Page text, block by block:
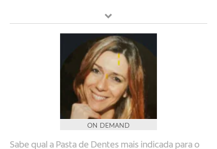
ON DEMAND
Sabe qual a Pasta de Dentes mais indicada para o